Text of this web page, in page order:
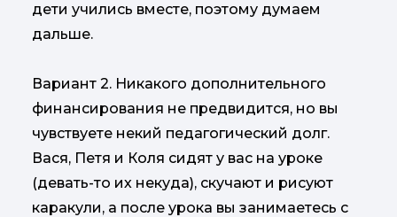
дети учились вместе, поэтому думаем
дальше.
Вариант 2. Никакого дополнительного
финансирования не предвидится, но вы
чувствуете некий педагогический долг.
Вася, Петя и Коля сидят у вас на уроке
(девать-то их некуда), скучают и рисуют
каракули, а после урока вы занимаетесь с